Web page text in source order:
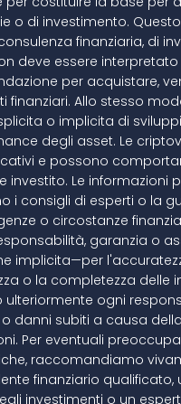
o di investimento.
finanziaria, di
deve essere
per acquistare,
finanziari. Allo stesso
o implicita di
degli asset. Le
e possono
investito. Le informazioni
i consigli di esperti o la
o circostanze
garanzia o
implicita—per
o la completezza delle
ulteriormente ogni
danni subiti a causa
Per eventuali
raccomandiamo
finanziario qualificato,
investimenti o un